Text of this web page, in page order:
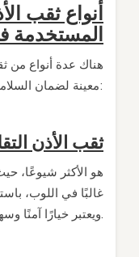
أنواع ثقب
المستخدمة
هناك عدة أنواع من
معينة لضمان السلامة والجمال. إليك أبرز الأنواع:
ثقب الأذن
هو الأكثر شيوعًا،
غالبًا في اللوب،
ويعتبر خيارًا آمنًا وسهل الشفاء.